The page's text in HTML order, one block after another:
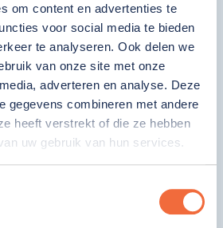
om content en advertenties te
voor social media te bieden
te analyseren. Ook delen we
van onze site met onze
adverteren en analyse. Deze
gegevens combineren met andere
heeft verstrekt of die ze hebben
uw gebruik van hun services.
12
Beijerland